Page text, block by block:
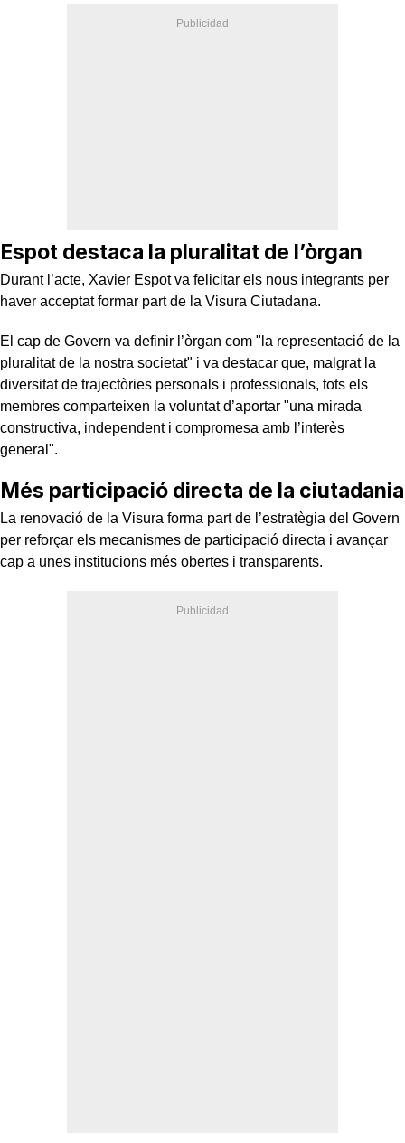
Espot destaca la pluralitat de l’òrgan
Durant l’acte, Xavier Espot va felicitar els nous integrants per
haver acceptat formar part de la Visura Ciutadana.
El cap de Govern va definir l’òrgan com "la representació de la
pluralitat de la nostra societat" i va destacar que, malgrat la
diversitat de trajectòries personals i professionals, tots els
membres comparteixen la voluntat d’aportar "una mirada
constructiva, independent i compromesa amb l’interès
general".
Més participació directa de la ciutadania
La renovació de la Visura forma part de l’estratègia del Govern
per reforçar els mecanismes de participació directa i avançar
cap a unes institucions més obertes i transparents.